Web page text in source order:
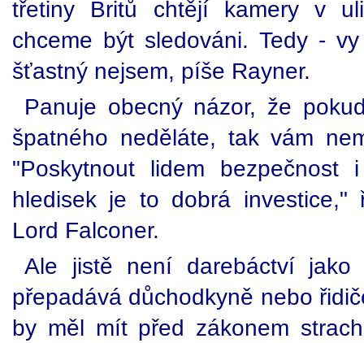
třetiny Britů chtějí kamery v
chceme být sledováni. Tedy -
šťastný nejsem, píše Rayner.
Panuje obecný názor, že
špatného neděláte, tak vám
"Poskytnout lidem
hledisek je to dobrá investice,"
Lord Falconer.
Ale jistě není darebáctví jako
přepadává důchodkyně nebo
by měl mít před zákonem